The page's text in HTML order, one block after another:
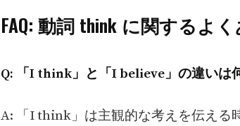
FAQ: 動詞 think に関するよ
Q: 「I think」と「I believe」の違いは
A: 「I think」は主観的な考えを伝える